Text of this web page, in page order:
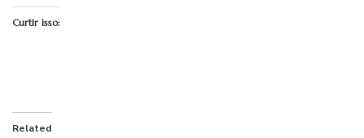
Curtir isso:
Related